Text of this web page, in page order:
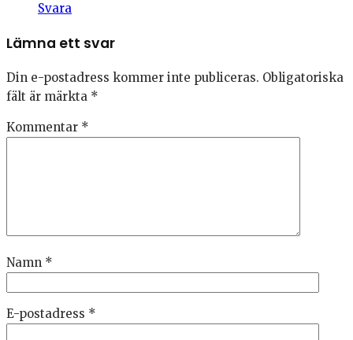
Svara
Lämna ett svar
Din e-postadress kommer inte publiceras. Obligatoriska
fält är märkta *
Kommentar *
Namn *
E-postadress *